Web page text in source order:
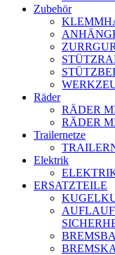
Zubehör
Räder
RÄDER
RÄDER
Trailernetze
Elektrik
ERSATZTEILE